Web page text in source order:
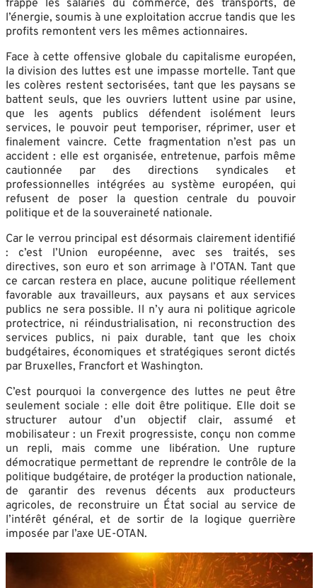
frappe les salariés du commerce, des transports, de
l’énergie, soumis à une exploitation accrue tandis que les
profits remontent vers les mêmes actionnaires.
Face à cette offensive globale du capitalisme européen,
la division des luttes est une impasse mortelle. Tant que
les colères restent sectorisées, tant que les paysans se
battent seuls, que les ouvriers luttent usine par usine,
que les agents publics défendent isolément leurs
services, le pouvoir peut temporiser, réprimer, user et
finalement vaincre. Cette fragmentation n’est pas un
accident : elle est organisée, entretenue, parfois même
cautionnée par des directions syndicales et
professionnelles intégrées au système européen, qui
refusent de poser la question centrale du pouvoir
politique et de la souveraineté nationale.
Car le verrou principal est désormais clairement identifié
: c’est l’Union européenne, avec ses traités, ses
directives, son euro et son arrimage à l’OTAN. Tant que
ce carcan restera en place, aucune politique réellement
favorable aux travailleurs, aux paysans et aux services
publics ne sera possible. Il n’y aura ni politique agricole
protectrice, ni réindustrialisation, ni reconstruction des
services publics, ni paix durable, tant que les choix
budgétaires, économiques et stratégiques seront dictés
par Bruxelles, Francfort et Washington.
C’est pourquoi la convergence des luttes ne peut être
seulement sociale : elle doit être politique. Elle doit se
structurer autour d’un objectif clair, assumé et
mobilisateur : un Frexit progressiste, conçu non comme
un repli, mais comme une libération. Une rupture
démocratique permettant de reprendre le contrôle de la
politique budgétaire, de protéger la production nationale,
de garantir des revenus décents aux producteurs
agricoles, de reconstruire un État social au service de
l’intérêt général, et de sortir de la logique guerrière
imposée par l’axe UE-OTAN.